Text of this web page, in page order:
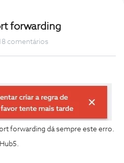
forwarding
comentários
forwarding dá sempre este erro.